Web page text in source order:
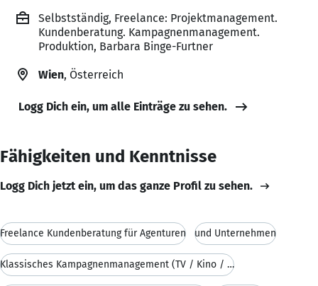
Selbstständig, Freelance: Projektmanagement.
Kundenberatung. Kampagnenmanagement.
Produktion, Barbara Binge-Furtner
Wien, Österreich
Logg Dich ein, um alle Einträge zu sehen.
Fähigkeiten und Kenntnisse
Logg Dich jetzt ein, um das ganze Profil zu sehen.
Freelance Kundenberatung für Agenturen und Unternehmen
Klassisches Kampagnenmanagement (TV / Kino / Print